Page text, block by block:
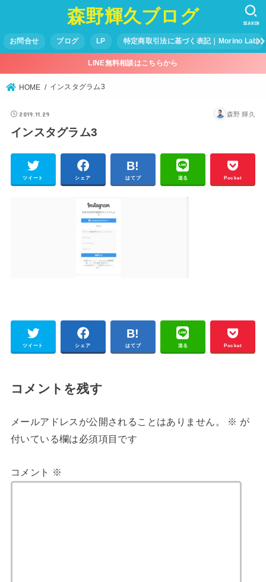
森野輝久ブログ
お問合せ ブログ LP 特定商取引法に基づく表記｜Morino Lab
SEARCH
LINE無料相談はこちらから
HOME インスタグラム3
2019.11.29 森野 輝久
インスタグラム3
ツイート シェア はてブ 送る Pocket
ツイート シェア はてブ 送る Pocket
コメントを残す
メールアドレスが公開されることはありません。 ※ が
付いている欄は必須項目です
コメント ※